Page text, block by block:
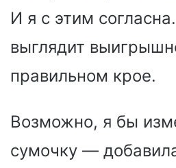
И я с этим
выглядит
правильном крое.
Возможно, я бы
сумочку —